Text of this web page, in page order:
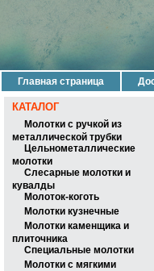
Главная страница
КАТАЛОГ
Молотки с ручкой из
металлической трубки
Цельнометаллические
молотки
Слесарные молотки и
кувалды
Молоток-коготь
Молотки кузнечные
Молотки каменщика и
плиточника
Специальные молотки
Молотки с мягкими